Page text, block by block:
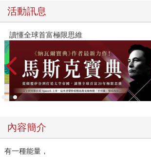
活動訊息
讀懂全球首富極限思維
內容簡介
有一種能量，